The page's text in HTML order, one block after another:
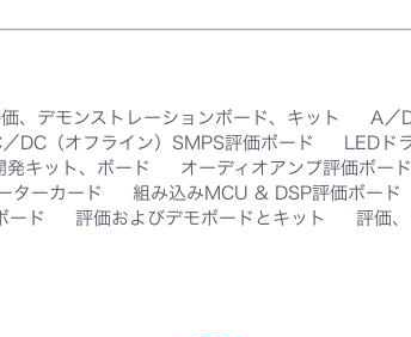
、デモンストレーションボード、キット
A／
DC（オフライン）SMPS評価ボード
LEDド
発キット、ボード オーディオアンプ評価ボード
ターカード
組み込みMCU & DSP評価ボード
ード
評価およびデモボードとキット
評価